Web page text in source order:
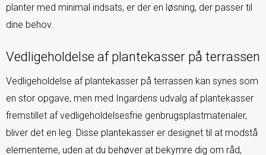
planter med minimal indsats, er der en løsning, der passer til
dine behov.
Vedligeholdelse af plantekasser på terrassen
Vedligeholdelse af plantekasser på terrassen kan synes som
en stor opgave, men med Ingardens udvalg af plantekasser
fremstillet af vedligeholdelsesfrie genbrugsplastmaterialer,
bliver det en leg. Disse plantekasser er designet til at modstå
elementerne, uden at du behøver at bekymre dig om råd,